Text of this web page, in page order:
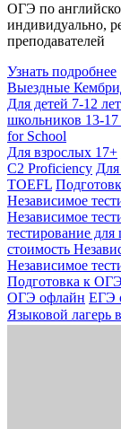
ОГЭ по
индивидуально,
преподавателей
Узнать подробнее
Выездные
Для детей 7-12 лет
школьников 13-17
for School
Для взрослых 17+
C2 Proficiency Для
TOEFL
Независимое
Независимое
тестирование
стоимость
Независимое
Подготовка к
ОГЭ офлайн ЕГЭ
Языковой лагерь